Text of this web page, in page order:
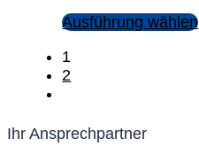
Ausführung wählen
1
2
Ihr Ansprechpartner